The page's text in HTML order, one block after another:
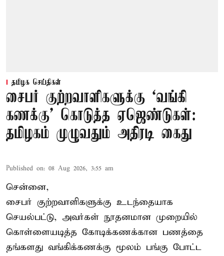
தமிழக செய்திகள்
சைபர் குற்றவாளிகளுக்கு ‘வங்கி
கணக்கு’ கொடுத்த ஏஜெண்டுகள்:
தமிழகம் முழுவதும் அதிரடி கைது
Published on: 08 Aug 2026, 3:55 am
சென்னை,
சைபர் குற்றவாளிகளுக்கு உடந்தையாக
செயல்பட்டு, அவர்கள் நூதனமான முறையில்
கொள்ளையடித்த கோடிக்கணக்கான பணத்தை
தங்களது வங்கிக்கணக்கு மூலம் பங்கு போட்ட